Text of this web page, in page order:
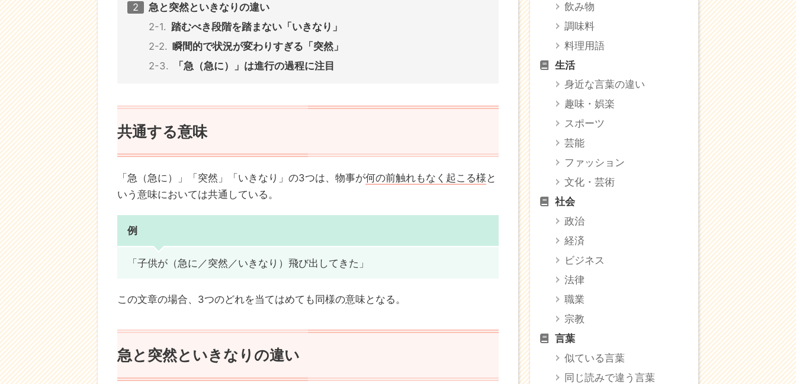
急と突然といきなりの違い
踏むべき段階を踏まない「いきなり」
瞬間的で状況が変わりすぎる「突然」
「急（急に）」は進行の過程に注目
共通する意味
「急（急に）」「突然」「いきなり」の3つは、物事が何の前触れもなく起こる様 と
いう意味においては共通している。
例
「子供が（急に／突然／いきなり）飛び出してきた」
この文章の場合、3つのどれを当てはめても同様の意味となる。
急と突然といきなりの違い
飲み物
調味料
料理用語
生活
身近な言葉の違い
趣味・娯楽
スポーツ
芸能
ファッション
文化・芸術
社会
政治
経済
ビジネス
法律
職業
宗教
言葉
似ている言葉
同じ読みで違う言葉